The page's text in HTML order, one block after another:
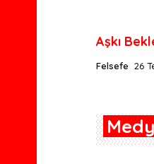
Aşkı
Felsefe 26